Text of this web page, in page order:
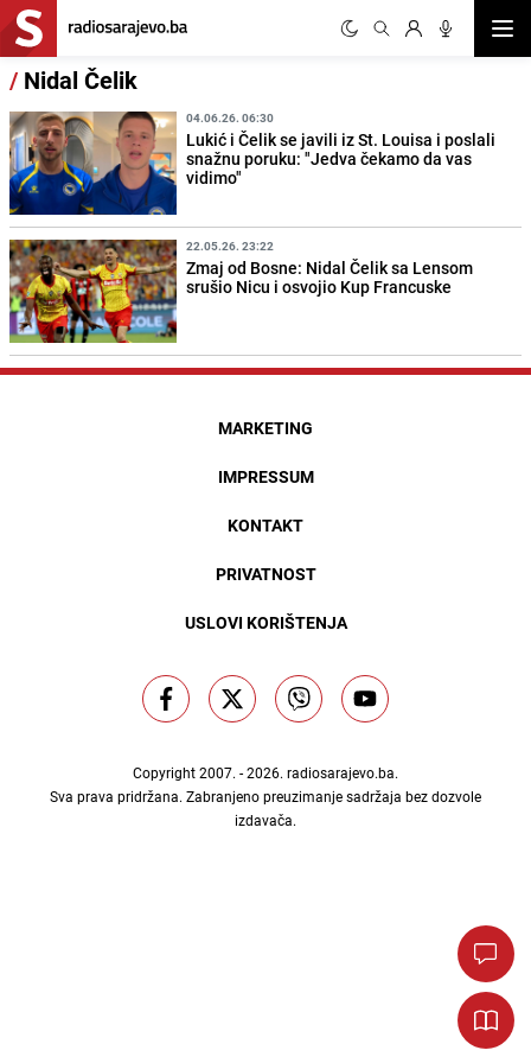
/ Nidal Čelik
04.06.26. 06:30
Lukić i Čelik se javili iz St. Louisa i poslali
snažnu poruku: "Jedva čekamo da vas
vidimo"
22.05.26. 23:22
Zmaj od Bosne: Nidal Čelik sa Lensom
srušio Nicu i osvojio Kup Francuske
MARKETING
IMPRESSUM
KONTAKT
PRIVATNOST
USLOVI KORIŠTENJA
Copyright 2007. - 2026. radiosarajevo.ba.
Sva prava pridržana. Zabranjeno preuzimanje sadržaja bez dozvole
izdavača.